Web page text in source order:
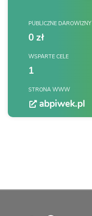
PUBLICZNE DAROWIZNY
0 zł
WSPARTE CELE
1
STRONA WWW
abpiwek.pl